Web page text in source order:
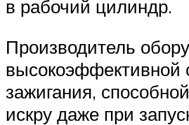
в рабочий цилиндр.
Производитель
высокоэффективной
зажигания,
искру даже при